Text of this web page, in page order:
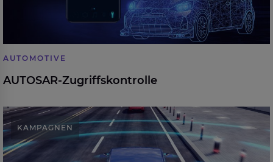
AUTOMOTIVE
AUTOSAR-Zugriffskontrolle
Wir beschleunigen Ihren Weg zum autonomen
Fahren
KAMPAGNEN